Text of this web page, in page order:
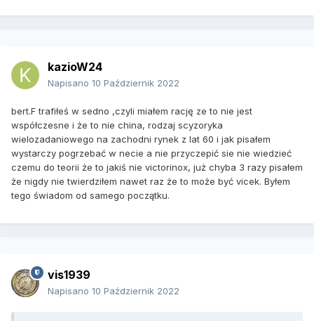
kazioW24
Napisano 10 Październik 2022
bert.F trafiłeś w sedno ,czyli miałem rację ze to nie jest
współczesne i że to nie china, rodzaj scyzoryka
wielozadaniowego na zachodni rynek z lat 60 i jak pisałem
wystarczy pogrzebać w necie a nie przyczepić sie nie wiedzieć
czemu do teorii że to jakiś nie victorinox, już chyba 3 razy pisałem
że nigdy nie twierdziłem nawet raz że to może być vicek. Byłem
tego świadom od samego początku.
vis1939
Napisano 10 Październik 2022